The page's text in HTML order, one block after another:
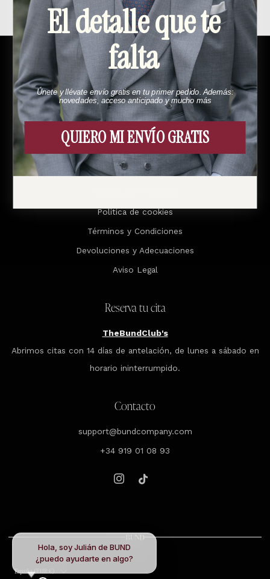
Menú
Esto es Bund
Cómo funciona
Contacto
Legal
Politica de cookies
Términos y Condiciones
Devoluciones y Adecuaciones
Aviso Legal
Reserva tu cita
TheBundClub's
Abrimos citas con 14 días de antelación, de lunes a sábado en
horario ininterrumpido.
Contacto
support@bundcompany.com
+34 919 01 08 93
País España (EUR €)
Hola, soy Julián de BUND
¿puedo ayudarte en algo?
El detalle que te
falta
Únete y llévate envío gratis en tu primer pedido. Además:
novedades, acceso anticipado y mucho más
QUIERO MI ENVÍO GRATIS